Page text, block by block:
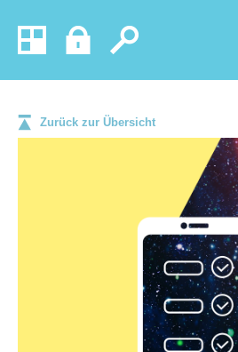
Zurück zur Übersicht